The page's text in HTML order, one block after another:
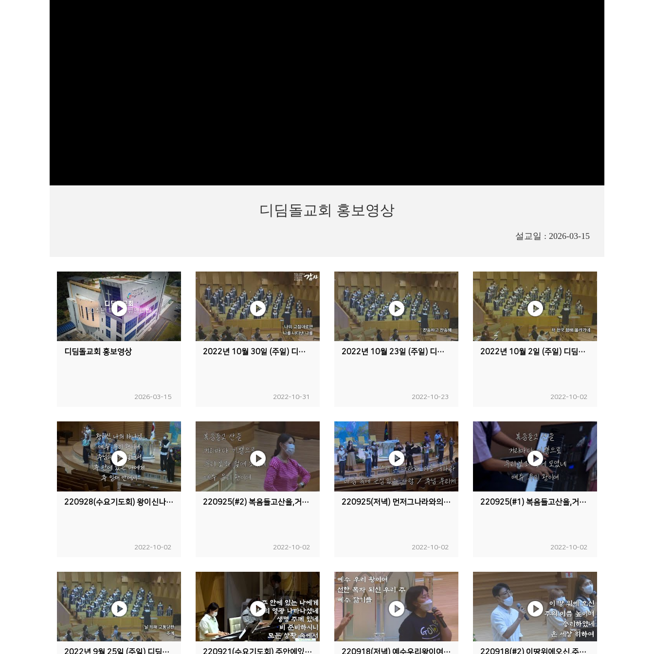
디딤돌교회 홍보영상
설교일 : 2026-03-15
디딤돌교회 홍보영상
2026-03-15
2022년 10월 30일 (주일) 디딤돌교회 예루살렘 찬양대 "주 하나님 왜"
2022-10-31
2022년 10월 23일 (주일) 디딤돌교회 예루살렘 찬양대 "이 세상의 모든 죄를"
2022-10-23
2022년 10월 2일 (주일) 디딤돌교회 예루살렘 찬양대 "나 천국가리라"
2022-10-02
220928(수요기도회) 왕이신나의하나님,예수우리왕이여,주님의임재앞에서,주안에있는나에게,주임재안에서
2022-10-02
220925(#2) 복음들고산을,거리마다기쁨으로,우리보좌앞에모였네,예수우리왕이여
2022-10-02
220925(저녁) 먼저그나라와의를구하라,마음속에근심있는사람,주님우리게
2022-10-02
220925(#1) 복음들고산을,거리마다기쁨으로,우리보좌앞에모였네,예수우리왕이여
2022-10-02
2022년 9월 25일 (주일) 디딤돌교회 예루살렘 찬양대 "나를 바꾼 주의 십자가" 220921(수요기도회) 주안에있는나에게,주님의영광나타나셨네,생명주께있네,비준비하시니,모든상황속에서 220918(저녁) 예수우리왕이여,선한목자되신우리주,예수닮기를 220918(#2) 이땅위에오신,주의이름높이며,승리하였네,온세상위하여